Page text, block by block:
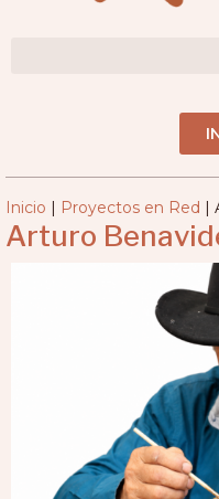
Inicio | Proyectos en Red |
Arturo